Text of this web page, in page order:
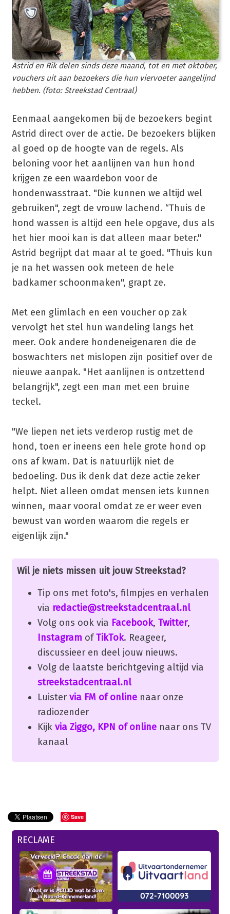
Astrid en Rik delen sinds deze maand, tot en met oktober,
vouchers uit aan bezoekers die hun viervoeter aangelijnd
hebben. (foto: Streekstad Centraal)
Eenmaal aangekomen bij de bezoekers begint
Astrid direct over de actie. De bezoekers blijken
al goed op de hoogte van de regels. Als
beloning voor het aanlijnen van hun hond
krijgen ze een waardebon voor de
hondenwasstraat. "Die kunnen we altijd wel
gebruiken", zegt de vrouw lachend. “Thuis de
hond wassen is altijd een hele opgave, dus als
het hier mooi kan is dat alleen maar beter."
Astrid begrijpt dat maar al te goed. "Thuis kun
je na het wassen ook meteen de hele
badkamer schoonmaken", grapt ze.
Met een glimlach en een voucher op zak
vervolgt het stel hun wandeling langs het
meer. Ook andere hondeneigenaren die de
boswachters net mislopen zijn positief over de
nieuwe aanpak. "Het aanlijnen is ontzettend
belangrijk", zegt een man met een bruine
teckel.
"We liepen net iets verderop rustig met de
hond, toen er ineens een hele grote hond op
ons af kwam. Dat is natuurlijk niet de
bedoeling. Dus ik denk dat deze actie zeker
helpt. Niet alleen omdat mensen iets kunnen
winnen, maar vooral omdat ze er weer even
bewust van worden waarom die regels er
eigenlijk zijn."
Wil je niets missen uit jouw Streekstad?
Tip ons met foto's, filmpjes en verhalen
via redactie@streekstadcentraal.nl
Volg ons ook via Facebook, Twitter,
Instagram ofTikTok. Reageer,
discussieer en deel jouw nieuws.
Volg de laatste berichtgeving altijd via
streekstadcentraal.nl
Luister via FM of onlinenaar onze
radiozender
Kijk via Ziggo, KPN of onlinenaar ons TV
kanaal
Save
RECLAME